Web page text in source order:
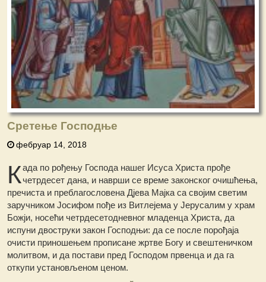
Сретење Господње
фебруар 14, 2018
Када пo рођењу Господа нашег Исуса Христа прође
четрдесет дана, и наврши се време законског очишћења,
пречиста и преблагословена Дјева Мајка са својим светим
заручником Јосифом пође из Витлејема у Јерусалим у храм
Божји, носећи четрдесетодневног младенца Христа, да
испуни двоструки закон Господњи: да се после порођаја
очисти приношењем прописане жртве Богу и свештеничком
молитвом, и да постави пред Господом првенца и да га
откупи установљеном ценом.